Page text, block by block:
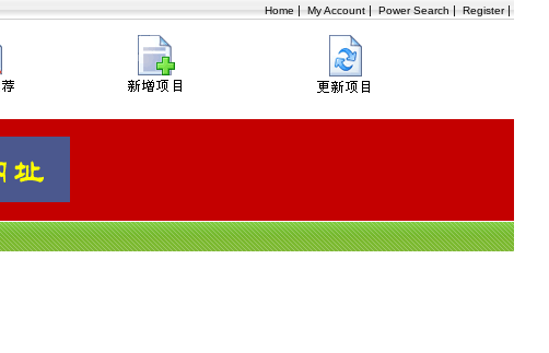
Home | My Account | Power Search | Register|